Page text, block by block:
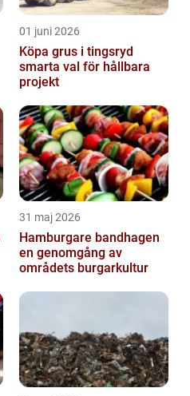
01 juni 2026
Köpa grus i tingsryd
smarta val för hållbara
projekt
31 maj 2026
Hamburgare bandhagen
en genomgång av
områdets burgarkultur